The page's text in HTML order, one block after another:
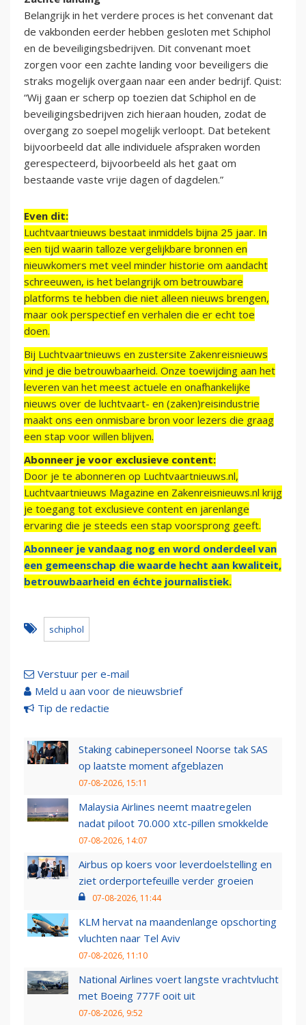
Belangrijk in het verdere proces is het convenant dat
de vakbonden eerder hebben gesloten met Schiphol
en de beveiligingsbedrijven. Dit convenant moet
zorgen voor een zachte landing voor beveiligers die
straks mogelijk overgaan naar een ander bedrijf. Quist:
“Wij gaan er scherp op toezien dat Schiphol en de
beveiligingsbedrijven zich hieraan houden, zodat de
overgang zo soepel mogelijk verloopt. Dat betekent
bijvoorbeeld dat alle individuele afspraken worden
gerespecteerd, bijvoorbeeld als het gaat om
bestaande vaste vrije dagen of dagdelen.”
Even dit:
Luchtvaartnieuws bestaat inmiddels bijna 25 jaar. In
een tijd waarin talloze vergelijkbare bronnen en
nieuwkomers met veel minder historie om aandacht
schreeuwen, is het belangrijk om betrouwbare
platforms te hebben die niet alleen nieuws brengen,
maar ook perspectief en verhalen die er echt toe
doen.
Bij Luchtvaartnieuws en zustersite Zakenreisnieuws
vind je die betrouwbaarheid. Onze toewijding aan het
leveren van het meest actuele en onafhankelijke
nieuws over de luchtvaart- en (zaken)reisindustrie
maakt ons een onmisbare bron voor lezers die graag
een stap voor willen blijven.
Abonneer je voor exclusieve content:
Door je te abonneren op Luchtvaartnieuws.nl,
Luchtvaartnieuws Magazine en Zakenreisnieuws.nl krijg
je toegang tot exclusieve content en jarenlange
ervaring die je steeds een stap voorsprong geeft.
Abonneer je vandaag nog en word onderdeel van
een gemeenschap die waarde hecht aan kwaliteit,
betrouwbaarheid en échte journalistiek.
schiphol
Verstuur per e-mail
Meld u aan voor de nieuwsbrief
Tip de redactie
Staking cabinepersoneel Noorse tak SAS
op laatste moment afgeblazen
07-08-2026, 15:11
Malaysia Airlines neemt maatregelen
nadat piloot 70.000 xtc-pillen smokkelde
07-08-2026, 14:07
Airbus op koers voor leverdoelstelling en
ziet orderportefeuille verder groeien
07-08-2026, 11:44
KLM hervat na maandenlange opschorting
vluchten naar Tel Aviv
07-08-2026, 11:10
National Airlines voert langste vrachtvlucht
met Boeing 777F ooit uit
07-08-2026, 9:52